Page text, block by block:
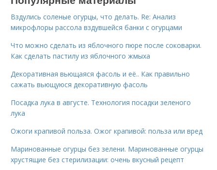
Вздулись соленые огурцы, что делать. Re: Анализ
микрофлоры рассола вздувшейся банки с огурцами
Что можно сделать из яблочного пюре после соковарки.
Как сделать пастилу из яблочного жмыха
Декоративная вьющаяся фасоль и её.. Как правильно
сажать вьющуюся декоративную фасоль
Посадка лука в августе. Технология посадки зеленого
лука
Ожоги крапивой польза. Ожог крапивой: польза или вред
Маринованные огурцы без зелени. Маринованные огурцы
хрустящие без стерилизации: очень вкусный рецепт